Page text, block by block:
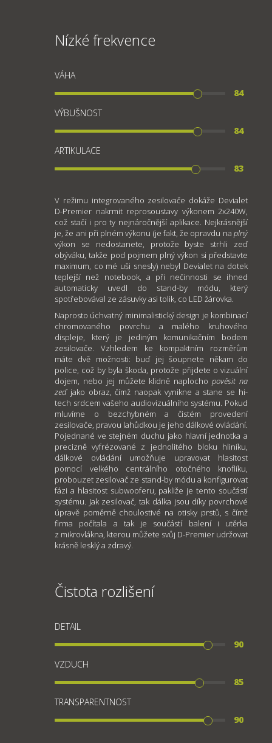
Nízké frekvence
VÁHA
84
VÝBUŠNOST
84
ARTIKULACE
83
V režimu integrovaného zesilovače dokáže Devialet
D-Premier nakrmit reprosoustavy výkonem 2x240W,
což stačí i pro ty nejnáročnější aplikace. Nejkrásnější
je, že ani při plném výkonu (je fakt, že opravdu na plný
výkon se nedostanete, protože byste strhli zeď
obýváku, takže pod pojmem plný výkon si představte
maximum, co mé uši snesly) nebyl Devialet na dotek
teplejší než notebook, a při nečinnosti se ihned
automaticky uvedl do stand-by módu, který
spotřebovával ze zásuvky asi tolik, co LED žárovka.
Naprosto úchvatný minimalistický design je kombinací
chromovaného povrchu a malého kruhového
displeje, který je jediným komunikačním bodem
zesilovače. Vzhledem ke kompaktním rozměrům
máte dvě možnosti: buď jej šoupnete někam do
police, což by byla škoda, protože přijdete o vizuální
dojem, nebo jej můžete klidně naplochopověsit na
zeďjako obraz, čímž naopak vynikne a stane se hi-
tech srdcem vašeho audiovizuálního systému. Pokud
mluvíme o bezchybném a čistém provedení
zesilovače, pravou lahůdkou je jeho dálkové ovládání.
Pojednané ve stejném duchu jako hlavní jednotka a
precizně vyfrézované z jednolitého bloku hliníku,
dálkové ovládání umožňuje upravovat hlasitost
pomocí velkého centrálního otočného knoflíku,
probouzet zesilovač ze stand-by módu a konfigurovat
fázi a hlasitost subwooferu, pakliže je tento součástí
systému. Jak zesilovač, tak dálka jsou díky povrchové
úpravě poměrně choulostivé na otisky prstů, s čímž
firma počítala a tak je součástí balení i utěrka
z mikrovlákna, kterou můžete svůj D-Premier udržovat
krásně lesklý a zdravý.
Čistota rozlišení
DETAIL
90
VZDUCH
85
TRANSPARENTNOST
90